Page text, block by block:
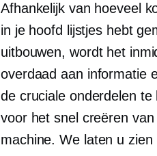
Afhankelijk van hoeveel
in je hoofd lijstjes hebt
uitbouwen, wordt het
overdaad aan informatie
de cruciale onderdelen
voor het snel creëren
machine. We laten u